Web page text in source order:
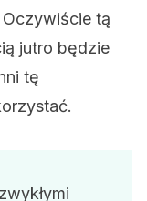
Oczywiście tą
jutro będzie
tę